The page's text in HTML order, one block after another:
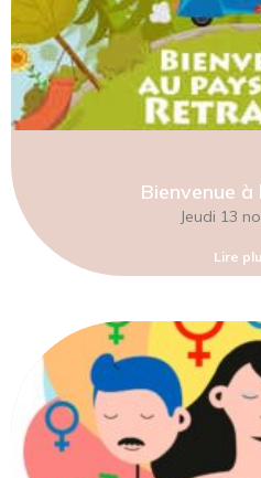
Bienvenue
Jeudi 13
Lire